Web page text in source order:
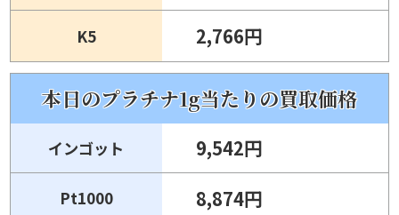
K5 2,766円
本日のプラチナ1g当たりの買取価格
インゴット 9,542円
Pt1000 8,874円